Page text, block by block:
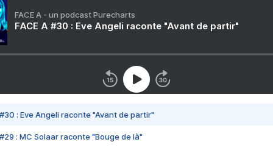
FACE A - un podcast Purecharts
FACE A #30 : Eve Angeli raconte "Avant de partir"
#30 : Eve Angeli raconte "Avant de partir"
#29 : MC Solaar raconte "Bouge de là"